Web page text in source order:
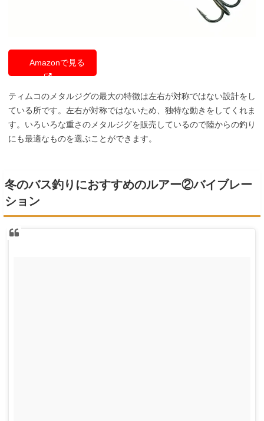
Amazonで見る
ティムコのメタルジグの最大の特徴は左右が対称ではない設計をし
ている所です。左右が対称ではないため、独特な動きをしてくれま
す。いろいろな重さのメタルジグを販売しているので陸からの釣り
にも最適なものを選ぶことができます。
冬のバス釣りにおすすめのルアー②バイブレー
ション